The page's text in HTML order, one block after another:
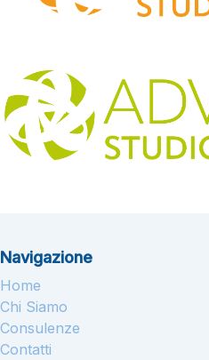
Navigazione
Home
Chi Siamo
Consulenze
Contatti